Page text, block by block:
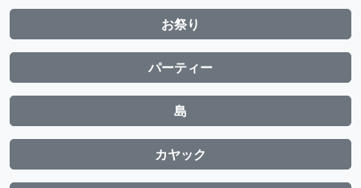
お祭り
パーティー
島
カヤック